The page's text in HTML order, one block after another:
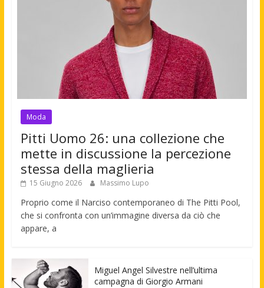
Moda
Pitti Uomo 26: una collezione che
mette in discussione la percezione
stessa della maglieria
15 Giugno 2026 Massimo Lupo
Proprio come il Narciso contemporaneo di The Pitti Pool,
che si confronta con un’immagine diversa da ciò che
appare, a
Miguel Angel Silvestre nell’ultima
campagna di Giorgio Armani